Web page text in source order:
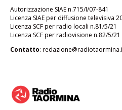
Autorizzazione SIAE n.715/I/07-841
Licenza SIAE per diffusione televisiva
Licenza SCF per radio locali n.81/5/21
Licenza SCF per radiovisione n.82/5/21
Contatto: